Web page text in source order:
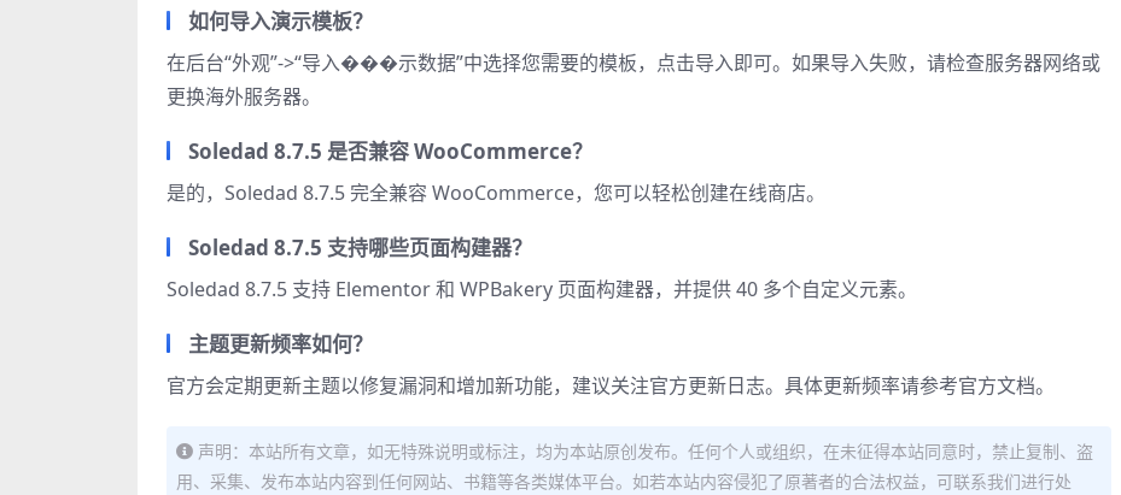
如何导入演示模板？
在后台“外观”->“导入���示数据”中选择您需要的模板，点击导入即可。如果导入失败，请检查服务器网络或
更换海外服务器。
Soledad 8.7.5 是否兼容 WooCommerce？
是的，Soledad 8.7.5 完全兼容 WooCommerce，您可以轻松创建在线商店。
Soledad 8.7.5 支持哪些页面构建器？
Soledad 8.7.5 支持 Elementor 和 WPBakery 页面构建器，并提供 40 多个自定义元素。
主题更新频率如何？
官方会定期更新主题以修复漏洞和增加新功能，建议关注官方更新日志。具体更新频率请参考官方文档。
声明：本站所有文章，如无特殊说明或标注，均为本站原创发布。任何个人或组织，在未征得本站同意时，禁止复制、盗
用、采集、发布本站内容到任何网站、书籍等各类媒体平台。如若本站内容侵犯了原著者的合法权益，可联系我们进行处